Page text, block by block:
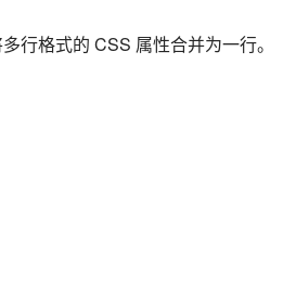
行格式的 CSS 属性合并为一行。